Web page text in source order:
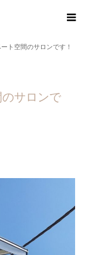
ト空間のサロンです！
サロンで